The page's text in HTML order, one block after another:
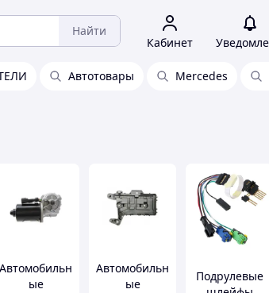
Найти
Кабинет
Автотовары Mercedes
Автомобильн
ые
Автомобильн
ые
Подрулевые